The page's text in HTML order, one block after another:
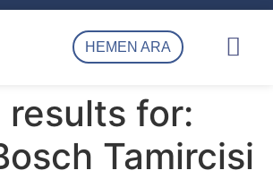
HEMEN ARA
results for:
Tamircisi